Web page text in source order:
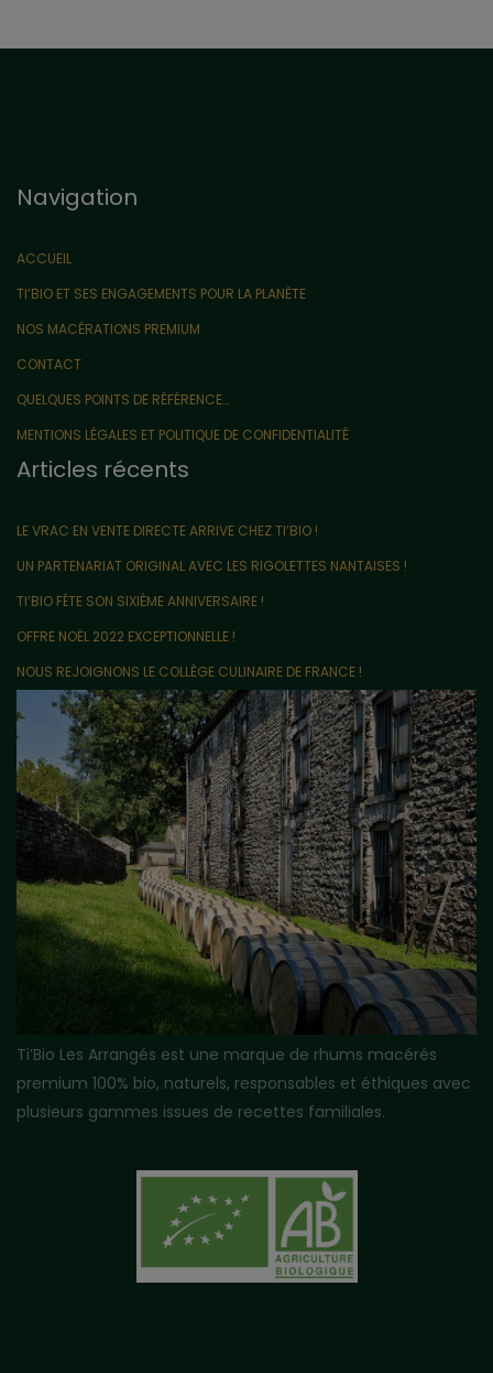
Navigation
ACCUEIL
TI’BIO ET SES ENGAGEMENTS POUR LA PLANÈTE
NOS MACÉRATIONS PREMIUM
CONTACT
QUELQUES POINTS DE RÉFÉRENCE…
MENTIONS LÉGALES ET POLITIQUE DE CONFIDENTIALITÉ
Articles récents
LE VRAC EN VENTE DIRECTE ARRIVE CHEZ TI’BIO !
UN PARTENARIAT ORIGINAL AVEC LES RIGOLETTES NANTAISES !
TI’BIO FÊTE SON SIXIÈME ANNIVERSAIRE !
OFFRE NOËL 2022 EXCEPTIONNELLE !
NOUS REJOIGNONS LE COLLÈGE CULINAIRE DE FRANCE !
Ti’Bio Les Arrangés est une marque de rhums macérés
premium 100% bio, naturels, responsables et éthiques avec
plusieurs gammes issues de recettes familiales.